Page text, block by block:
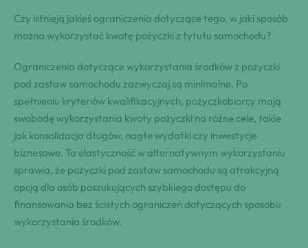
Czy istnieją jakieś ograniczenia dotyczące tego, w jaki sposób
można wykorzystać kwotę pożyczki z tytułu samochodu?
Ograniczenia dotyczące wykorzystania środków z pożyczki
pod zastaw samochodu zazwyczaj są minimalne. Po
spełnieniu kryteriów kwalifikacyjnych, pożyczkobiorcy mają
swobodę wykorzystania kwoty pożyczki na różne cele, takie
jak konsolidacja długów, nagłe wydatki czy inwestycje
biznesowe. Ta elastyczność w alternatywnym wykorzystaniu
sprawia, że pożyczki pod zastaw samochodu są atrakcyjną
opcją dla osób poszukujących szybkiego dostępu do
finansowania bez ścisłych ograniczeń dotyczących sposobu
wykorzystania środków.